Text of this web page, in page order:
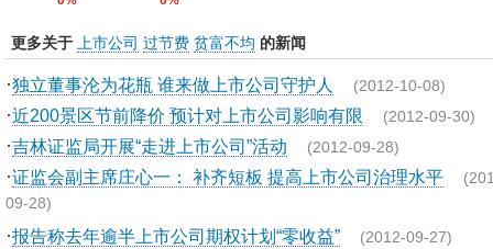
更多关于 上市公司 过节费 贫富不均 的新闻
·独立董事沦为花瓶 谁来做上市公司守护人 (2012-10-08)
·近200景区节前降价 预计对上市公司影响有限 (2012-09-30)
·吉林证监局开展“走进上市公司”活动 (2012-09-28)
·证监会副主席庄心一： 补齐短板 提高上市公司治理水平
09-28)
·报告称去年逾半上市公司期权计划“零收益” (2012-09-27)